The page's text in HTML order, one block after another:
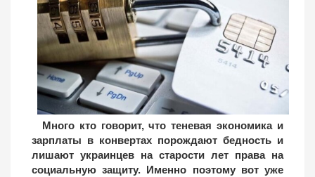
Много кто говорит, что теневая экономика и
зарплаты в конвертах порождают бедность и
лишают украинцев на старости лет права на
социальную защиту. Именно поэтому вот уже